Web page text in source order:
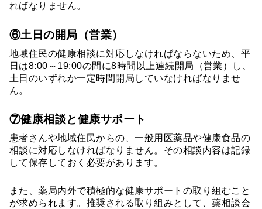
ればなりません。
⑥土日の開局（営業）
地域住民の健康相談に対応しなければならないため、平
日は8:00～19:00の間に8時間以上連続開局（営業）し、
土日のいずれか一定時間開局していなければなりませ
ん。
⑦健康相談と健康サポート
患者さんや地域住民からの、一般用医薬品や健康食品の
相談に対応しなければなりません。その相談内容は記録
して保存しておく必要があります。
また、薬局内外で積極的な健康サポートの取り組むこと
が求められます。推奨される取り組みとして、薬相談会